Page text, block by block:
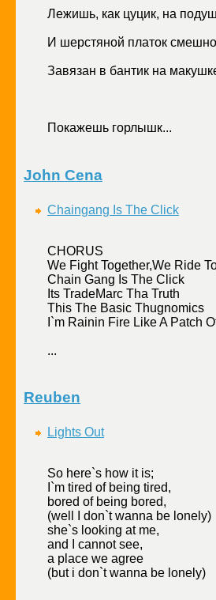
Лежишь, как цуцик, на
И шерстяной платок смешно
Завязан в бантик на
Покажешь горлышк...
John Cena
Chaingang Is The Click
CHORUS
We Fight Together,We Ride
Chain Gang Is The Click
Its TradeMarc Tha Truth
This The Basic Thugnomics
I`m Rainin Fire Like A Patch
...
Reuben
Lights Out
So here`s how it is;
I`m tired of being tired,
bored of being bored,
(well I don`t wanna be lonely)
she`s looking at me,
and I cannot see,
a place we agree
(but i don`t wanna be lonely)